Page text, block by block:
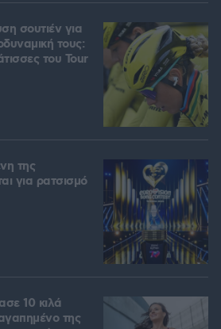
σουτιέν για
τους:
του Tour
της
για ρατσισμό
10 κιλά
της